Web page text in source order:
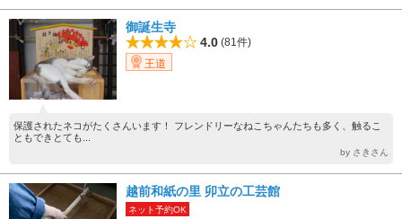
御誕生寺
4.0 (81件)
王道
保護されたネコがたくさんいます！ フレンドリーなねこちゃんたちも多く、触るこ
ともできとても...
by さきさん
越前和紙の里 卯立の工芸館
ネット予約OK